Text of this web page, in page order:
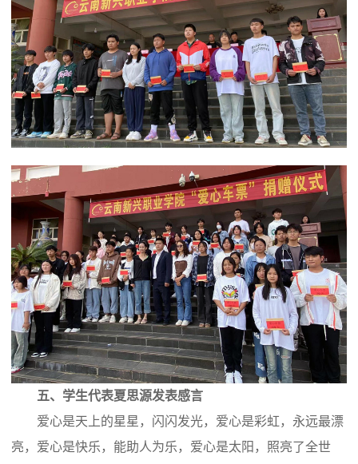
五、学生代表夏思源发表感言
爱心是天上的星星，闪闪发光，爱心是彩虹，永远最漂
亮，爱心是快乐，能助人为乐，爱心是太阳，照亮了全世